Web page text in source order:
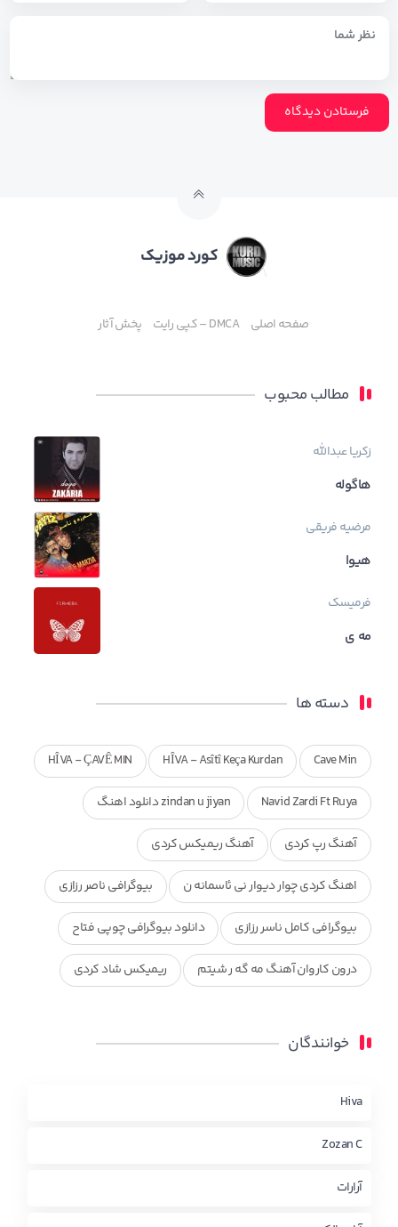
کورد موزیک
صفحه اصلی DMCA – کپی رایت پخش آثار
مطالب محبوب
زکریا عبدالله
هاگوله
مرضیه فریقی
هیوا
فرمیسک
مه ی
دسته ها
Cave Min
HÎVA - Asîtî Keça Kurdan
HÎVA - ÇAVÊ MIN
Navid Zardi Ft Ruya zindan u jiyan دانلود اهنگ
آهنگ رپ کردی آهنگ ریمیکس کردی
اهنگ کردی چوار دیوار نی ئاسمانه ن بیوگرافی ناصر رزازی
بیوگرافی کامل ناسر رزازی دانلود بیوگرافی چوپی فتاح
درون کاروان آهنگ مه گه ر شیتم ریمیکس شاد کردی
محمد جزا
چاو من
خوانندگان
Hiva
Zozan C
آرارات